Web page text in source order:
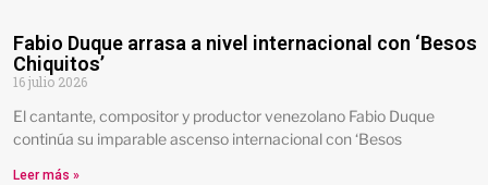
Fabio Duque arrasa a nivel internacional con ‘Besos
Chiquitos’
16 julio 2026
El cantante, compositor y productor venezolano Fabio Duque
continúa su imparable ascenso internacional con ‘Besos
Leer más »